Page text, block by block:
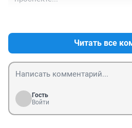
Читать все
Гость
Войти